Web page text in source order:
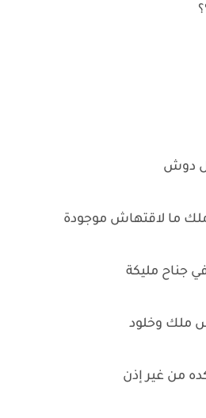
دوش
ما لاقتهاش موجودة
مليكة
ملك وخلود
من غير إذن